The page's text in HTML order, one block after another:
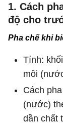
1. Cách
độ cho
Pha chế khi
Tính:
môi
Cách
(nước)
dần chất